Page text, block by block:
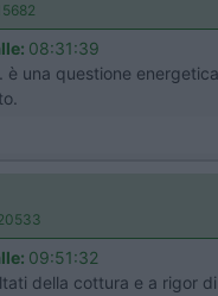
08:31:39
è una questione
09:51:32
della cottura e a rigor